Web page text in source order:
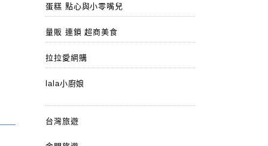
蛋糕 點心與小零嘴兒
量販 連鎖 超商美食
拉拉愛網購
lala小廚娘
台灣旅遊